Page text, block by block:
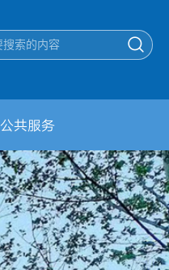
公共服务